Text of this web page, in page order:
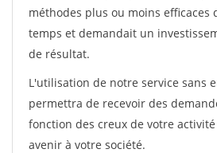
méthodes plus ou moins efficaces
temps et demandait un
de résultat.
L'utilisation de notre service sans
permettra de recevoir des
fonction des creux de votre
avenir à votre société.